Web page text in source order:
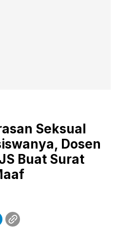
Seksual
Dosen
Buat Surat